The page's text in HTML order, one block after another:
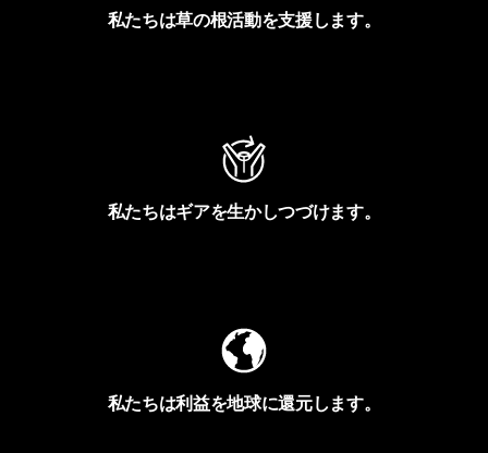
私たちは草の根活動を支援します。
私たちはギアを生かしつづけます。
私たちは利益を地球に還元します。